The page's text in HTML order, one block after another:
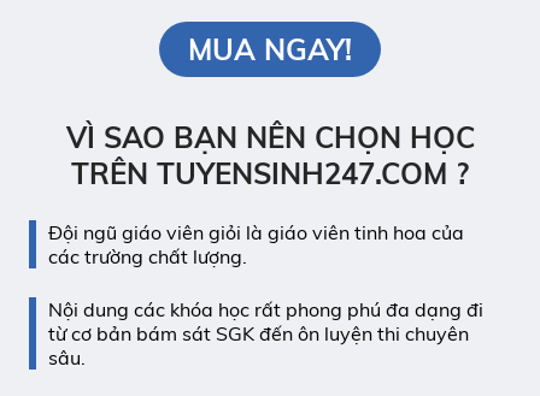
MUA NGAY!
VÌ SAO BẠN NÊN CHỌN HỌC
TRÊN TUYENSINH247.COM ?
Đội ngũ giáo viên giỏi là giáo viên tinh hoa của
các trường chất lượng.
Nội dung các khóa học rất phong phú đa dạng đi
từ cơ bản bám sát SGK đến ôn luyện thi chuyên
sâu.